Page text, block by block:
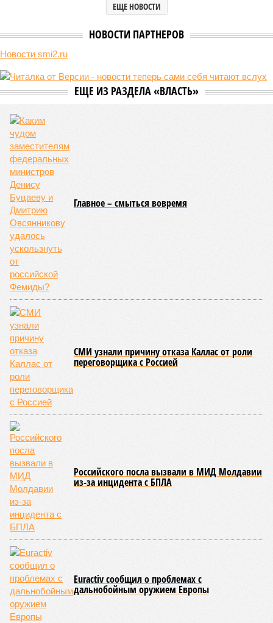
ЕЩЕ НОВОСТИ
НОВОСТИ ПАРТНЕРОВ
Новости smi2.ru
ЕЩЕ ИЗ РАЗДЕЛА «ВЛАСТЬ»
Главное – смыться вовремя
СМИ узнали причину отказа Каллас от роли
переговорщика с Россией
Российского посла вызвали в МИД Молдавии
из-за инцидента с БПЛА
Euractiv сообщил о проблемах с
дальнобойным оружием Европы